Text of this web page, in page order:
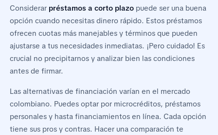
Considerar préstamos a corto plazo puede ser una buena
opción cuando necesitas dinero rápido. Estos préstamos
ofrecen cuotas más manejables y términos que pueden
ajustarse a tus necesidades inmediatas. ¡Pero cuidado! Es
crucial no precipitarnos y analizar bien las condiciones
antes de firmar.
Las alternativas de financiación varían en el mercado
colombiano. Puedes optar por microcréditos, préstamos
personales y hasta financiamientos en línea. Cada opción
tiene sus pros y contras. Hacer una comparación te